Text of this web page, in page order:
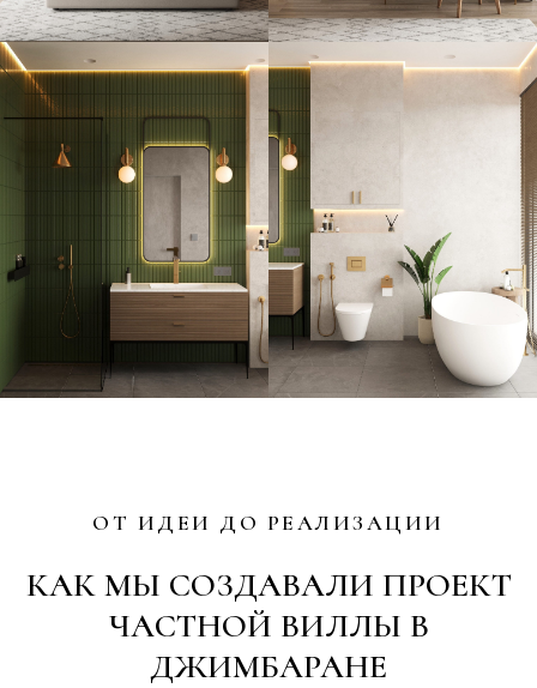
ОТ ИДЕИ ДО РЕАЛИЗАЦИИ
КАК МЫ СОЗДАВАЛИ ПРОЕКТ
ЧАСТНОЙ ВИЛЛЫ В
ДЖИМБАРАНЕ